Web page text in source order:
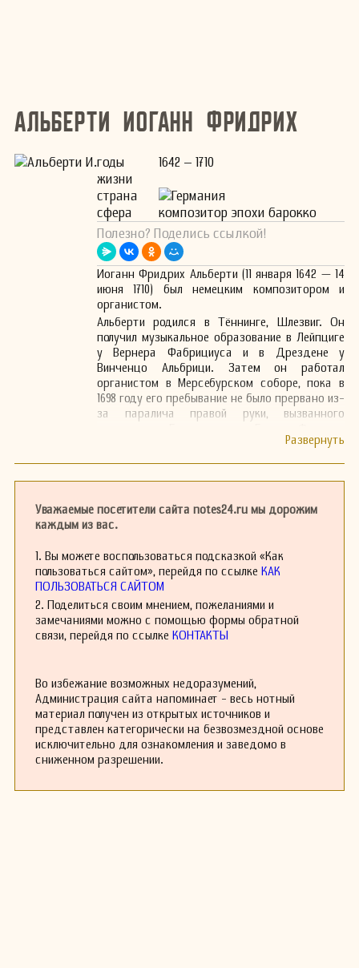
Альберти Иоганн Фридрих
годы
жизни
1642 – 1710
страна
Германия
сфера
композитор эпохи барокко
Полезно? Поделись ссылкой!
Иоганн Фридрих Альберти (11 января 1642 — 14
июня 1710) был немецким композитором и
органистом.
Альберти родился в Тённинге, Шлезвиг. Он
получил музыкальное образование в Лейпциге
у Вернера Фабрициуса и в Дрездене у
Винченцо Альбрици. Затем он работал
органистом в Мерсебурском соборе, пока в
1698 году его пребывание не было прервано из-
за паралича правой руки, вызванного
Кауфманн сменил его на должности
прелюдии, 35 хоральных аранжировок, 12
рициерк (потерянных) и различные
возрасте 68 лет в Мерсебурге, Саксония-
Анхальт.
Уважаемые посетители сайта notes24.ru мы дорожим
каждым из вас.
1. Вы можете воспользоваться подсказкой «Как
пользоваться сайтом», перейдя по ссылке КАК
ПОЛЬЗОВАТЬСЯ САЙТОМ
2. Поделиться своим мнением, пожеланиями и
замечаниями можно с помощью формы обратной
связи, перейдя по ссылке КОНТАКТЫ
Во избежание возможных недоразумений,
Администрация сайта напоминает - весь нотный
материал получен из открытых источников и
представлен категорически на безвозмездной основе
исключительно для ознакомления и заведомо в
сниженном разрешении.